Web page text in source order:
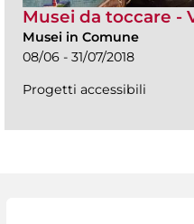
Musei da toccare -
Musei in Comune
08/06 - 31/07/2018
Progetti accessibili